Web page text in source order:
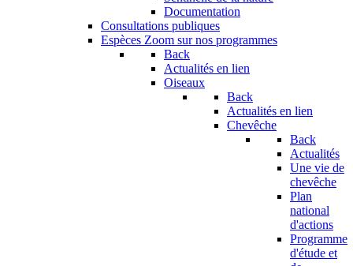
Documentation
Consultations publiques
Espèces Zoom sur nos programmes
Back
Actualités en lien
Oiseaux
Back
Actualités en lien
Chevêche
Back
Actualités
Une vie de
chevêche
Plan
national
d'actions
Programme
d'étude et